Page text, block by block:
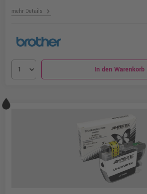
mehr Details chevron_right
In den Warenkorb